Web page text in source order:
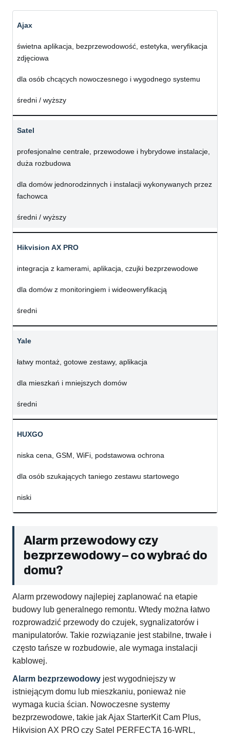
Ajax
świetna aplikacja, bezprzewodowość, estetyka, weryfikacja
zdjęciowa
dla osób chcących nowoczesnego i wygodnego systemu
średni / wyższy
Satel
profesjonalne centrale, przewodowe i hybrydowe instalacje,
duża rozbudowa
dla domów jednorodzinnych i instalacji wykonywanych przez
fachowca
średni / wyższy
Hikvision AX PRO
integracja z kamerami, aplikacja, czujki bezprzewodowe
dla domów z monitoringiem i wideoweryfikacją
średni
Yale
łatwy montaż, gotowe zestawy, aplikacja
dla mieszkań i mniejszych domów
średni
HUXGO
niska cena, GSM, WiFi, podstawowa ochrona
dla osób szukających taniego zestawu startowego
niski
Alarm przewodowy czy
bezprzewodowy – co wybrać do
domu?
Alarm przewodowy najlepiej zaplanować na etapie
budowy lub generalnego remontu. Wtedy można łatwo
rozprowadzić przewody do czujek, sygnalizatorów i
manipulatorów. Takie rozwiązanie jest stabilne, trwałe i
często tańsze w rozbudowie, ale wymaga instalacji
kablowej.
Alarm bezprzewodowy jest wygodniejszy w
istniejącym domu lub mieszkaniu, ponieważ nie
wymaga kucia ścian. Nowoczesne systemy
bezprzewodowe, takie jak Ajax StarterKit Cam Plus,
Hikvision AX PRO czy Satel PERFECTA 16-WRL,